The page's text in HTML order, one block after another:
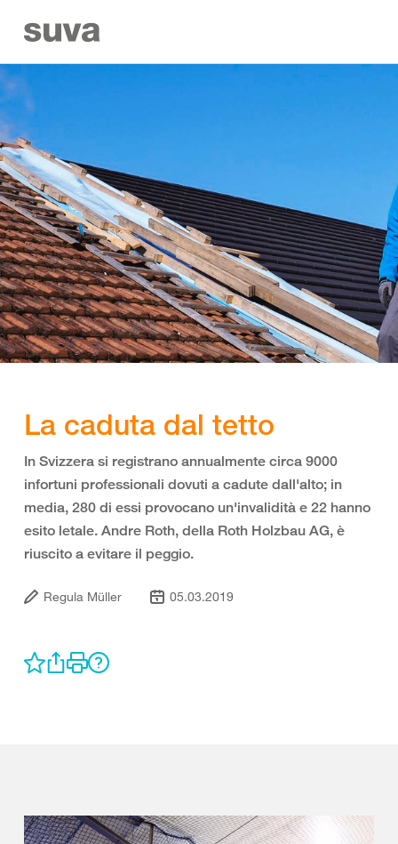
La caduta dal tetto
In Svizzera si registrano annualmente circa 9000
infortuni professionali dovuti a cadute dall'alto; in
media, 280 di essi provocano un'invalidità e 22 hanno
esito letale. Andre Roth, della Roth Holzbau AG, è
riuscito a evitare il peggio.
Regula Müller 05.03.2019